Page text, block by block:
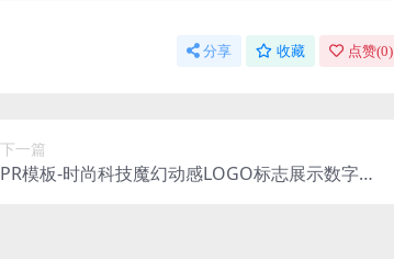
分享 收藏 点赞(0)
下一篇
PR模板-时尚科技魔幻动感LOGO标志展示数字科